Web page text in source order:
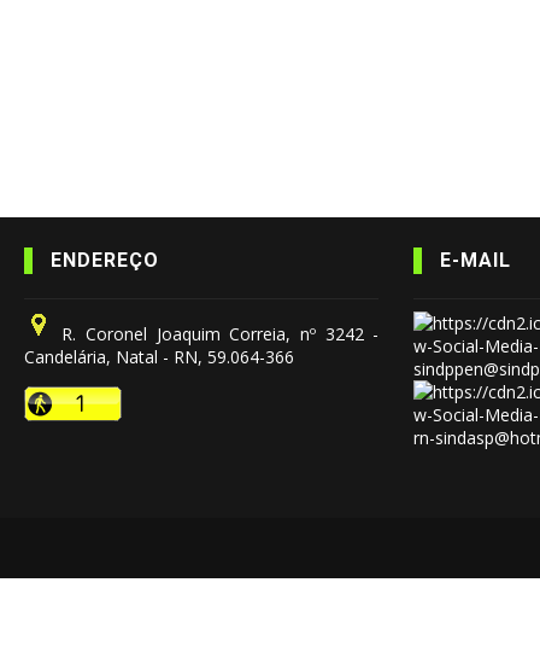
ENDEREÇO
R. Coronel Joaquim Correia, nº 3242 -
Candelária, Natal - RN, 59.064-366
E-MAIL
rn-